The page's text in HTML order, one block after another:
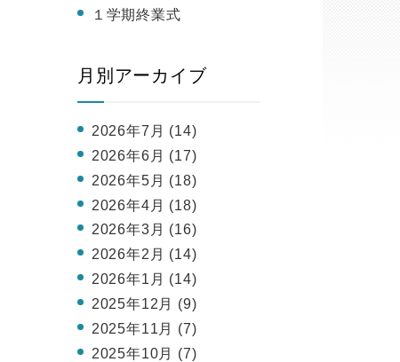
１学期終業式
月別アーカイブ
2026年7月 (14)
2026年6月 (17)
2026年5月 (18)
2026年4月 (18)
2026年3月 (16)
2026年2月 (14)
2026年1月 (14)
2025年12月 (9)
2025年11月 (7)
2025年10月 (7)